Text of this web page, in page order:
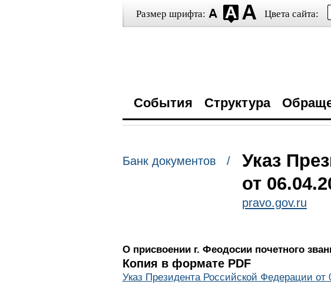
Размер шрифта: Цвета сайта:
События Структура
Банк документов /
Указ
от
pravo.gov.ru
О присвоении г. Феодосии почетного
Копия в формате PDF
Указ Президента Российской Федерации от